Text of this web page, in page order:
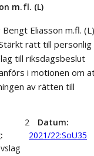
m.fl. (L)
Eliasson m.fl. (L)
rätt till personlig
till riksdagsbeslut
i motionen om
av rätten till
2
Datum
2021/22:SoU35